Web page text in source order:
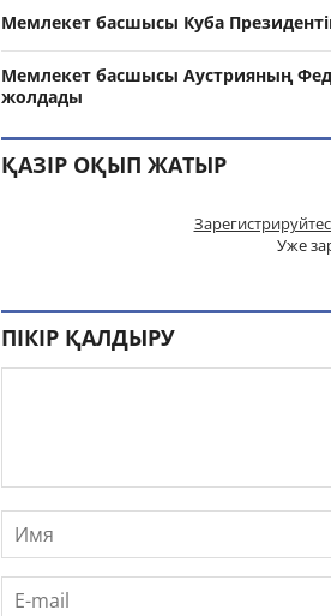
Мемлекет басшысы Куба
Мемлекет басшысы Аустрияның
жолдады
ҚАЗІР ОҚЫП ЖАТЫР
Уже
ПІКІР ҚАЛДЫРУ